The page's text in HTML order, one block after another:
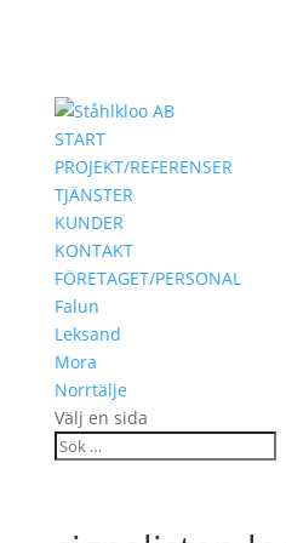
START
PROJEKT/REFERENSER
TJÄNSTER
KUNDER
KONTAKT
FÖRETAGET/PERSONAL
Falun
Leksand
Mora
Norrtälje
Välj en sida